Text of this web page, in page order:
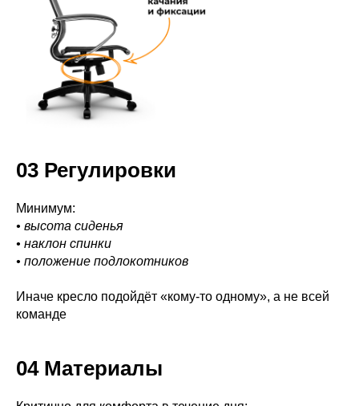
03 Регулировки
Минимум:
• высота сиденья
• наклон спинки
• положение подлокотников
Иначе кресло подойдёт «кому-то одному», а не всей
команде
04 Материалы